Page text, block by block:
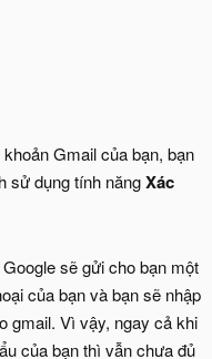
Gmail của bạn, bạn
sử dụng tính năngXác
sẽ gửi cho bạn một
của bạn và bạn sẽ nhập
gmail. Vì vậy, ngay cả khi
của bạn thì vẫn chưa đủ